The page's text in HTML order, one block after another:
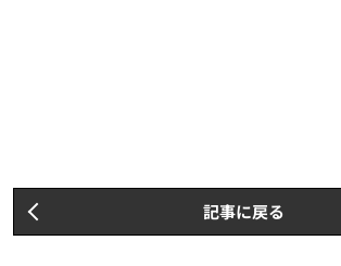
記事に戻る